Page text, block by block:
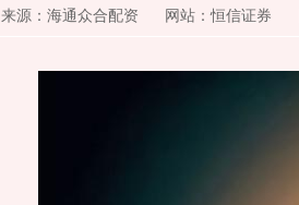
来源：海通众合配资 网站：恒信证券